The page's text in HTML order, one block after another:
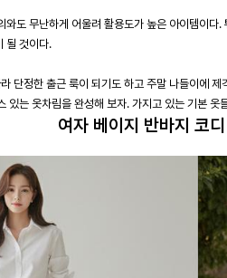
도 무난하게 어울려 활용도가 높은 아이템이
될 것이다.
단정한 출근 룩이 되기도 하고 주말 나들이에
있는 옷차림을 완성해 보자. 가지고 있는 기본
여자 베이지 반바지 코